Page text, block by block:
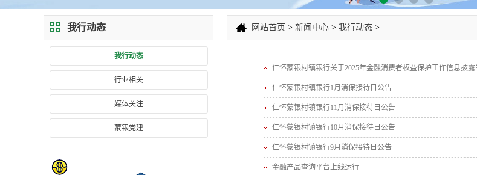
我行动态
我行动态
行业相关
媒体关注
蒙银党建
网站首页 > 新闻中心 > 我行动态 >
仁怀蒙银村镇银行关于2025年金融消费者权益保护工作信息披露
仁怀蒙银村镇银行1月消保接待日公告
仁怀蒙银村镇银行11月消保接待日公告
仁怀蒙银村镇银行10月消保接待日公告
仁怀蒙银村镇银行9月消保接待日公告
金融产品查询平台上线运行